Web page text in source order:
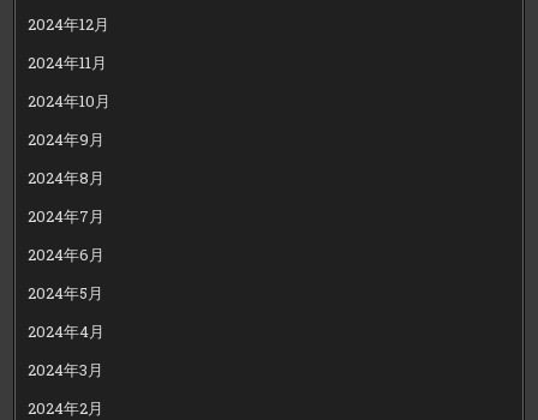
2024年12月
2024年11月
2024年10月
2024年9月
2024年8月
2024年7月
2024年6月
2024年5月
2024年4月
2024年3月
2024年2月